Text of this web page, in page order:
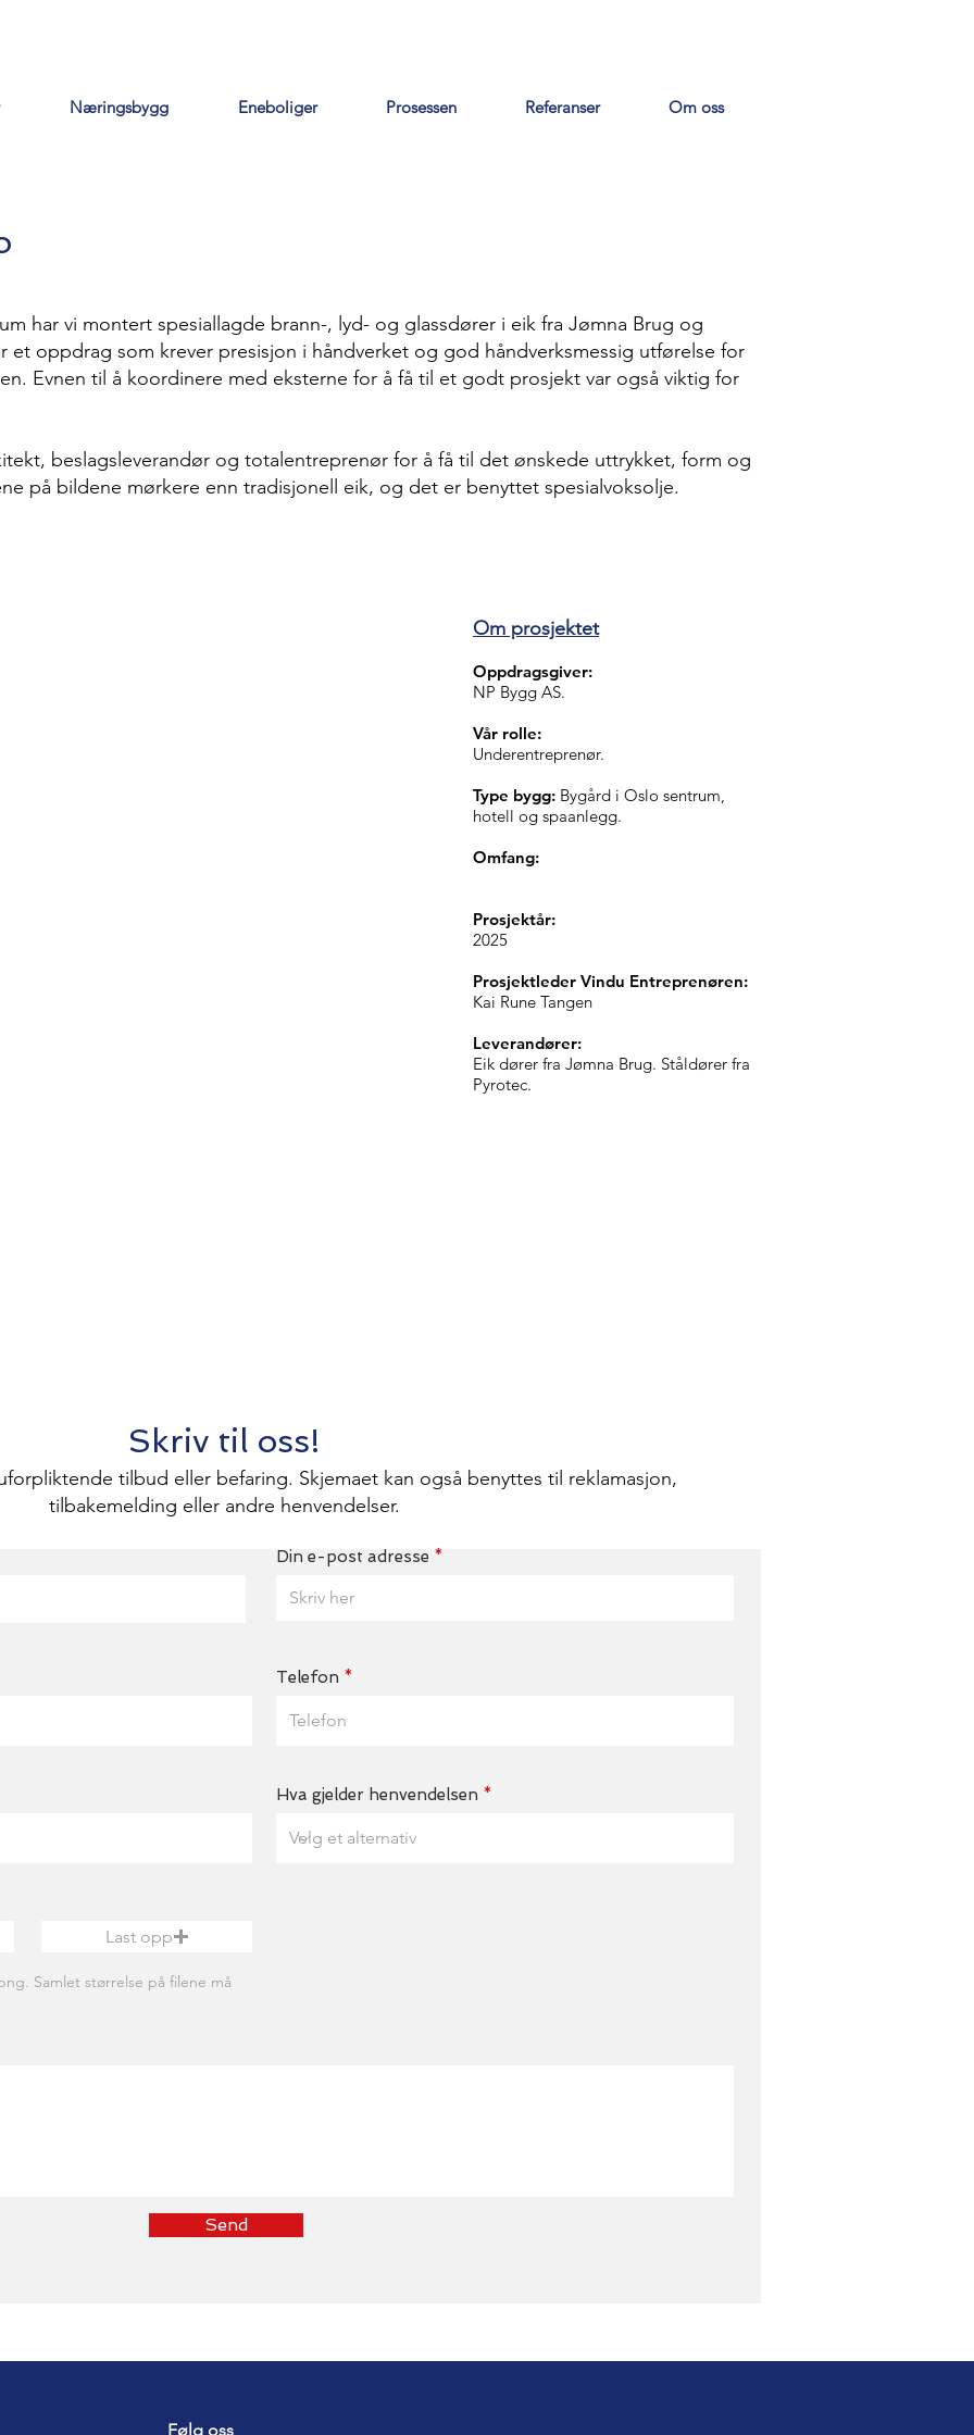
Næringsbygg Eneboliger Prosessen Referanser Om oss
har vi montert spesiallagde brann-, lyd- og glassdører i eik fra Jømna Brug og
et oppdrag som krever presisjon i håndverket og god håndverksmessig utførelse for
Evnen til å koordinere med eksterne for å få til et godt prosjekt var også viktig for
beslagsleverandør og totalentreprenør for å få til det ønskede uttrykket, form og
på bildene mørkere enn tradisjonell eik, og det er benyttet spesialvoksolje.
Om prosjektet
Oppdragsgiver:
NP Bygg AS.
Vår rolle:
Underentreprenør.
Type bygg: Bygård i Oslo sentrum,
hotell og spaanlegg.
Omfang:
Prosjektår:
2025
Prosjektleder Vindu Entreprenøren:
Kai Rune Tangen
Leverandører:
Eik dører fra Jømna Brug. Ståldører fra
Pyrotec.
Skriv til oss!
tilbud eller befaring. Skjemaet kan også benyttes til reklamasjon,
tilbakemelding eller andre henvendelser.
Din e-post adresse
Telefon
Hva gjelder henvendelsen
Last opp
Samlet størrelse på filene må
Send
Følg oss